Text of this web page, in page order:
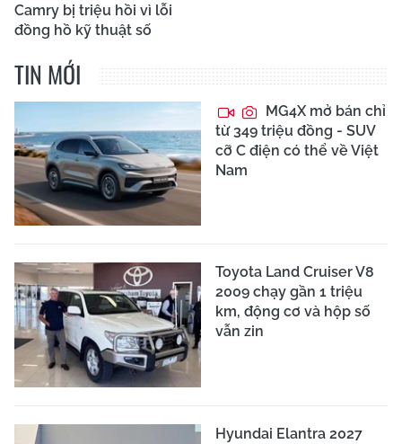
Camry bị triệu hồi vì lỗi
đồng hồ kỹ thuật số
TIN MỚI
MG4X mở bán chỉ
từ 349 triệu đồng - SUV
cỡ C điện có thể về Việt
Nam
Toyota Land Cruiser V8
2009 chạy gần 1 triệu
km, động cơ và hộp số
vẫn zin
Hyundai Elantra 2027